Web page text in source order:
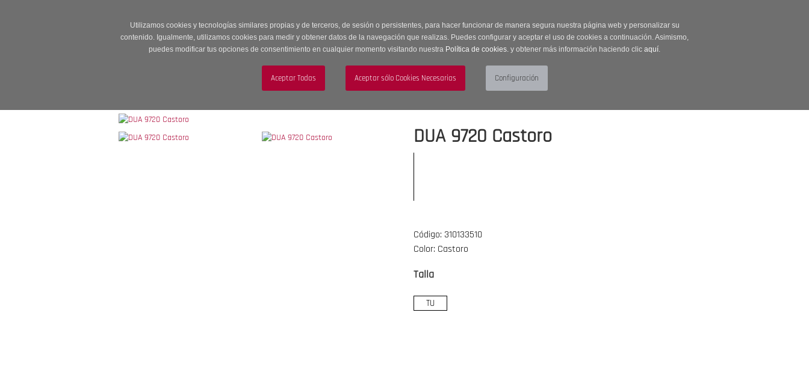
Utilizamos cookies y tecnologías similares propias y de terceros, de sesión o persistentes, para hacer funcionar de manera segura nuestra página web y personalizar su
contenido. Igualmente, utilizamos cookies para medir y obtener datos de la navegación que realizas. Puedes configurar y aceptar el uso de cookies a continuación. Asimismo,
puedes modificar tus opciones de consentimiento en cualquier momento visitando nuestra Política de cookies. y obtener más información haciendo clic aquí.
MUJER HOMBRE ACCESORIOS
DUA 9720 Castoro
Código: 310133510
Color: Castoro
Talla
TU